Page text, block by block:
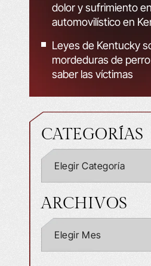
dolor y sufrimiento
automovilístico en
Leyes de Kentucky
mordeduras de
saber las víctimas
CATEGORÍAS
ARCHIVOS